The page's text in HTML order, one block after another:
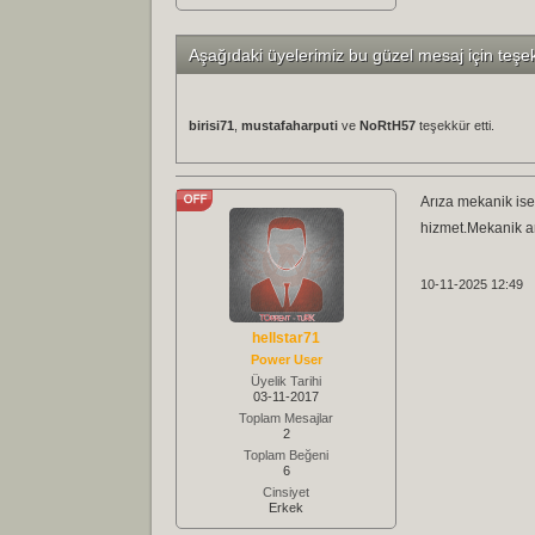
Aşağıdaki üyelerimiz bu güzel mesaj için
birisi71 mustafaharputi ve NoRtH57 teşekkür etti.
hellstar71
Power User
Üyelik Tarihi
03-11-2017
Toplam Mesajlar
2
Toplam Beğeni
6
Cinsiyet
Erkek
Arıza mekanik
hizmet.Mekanik
10-11-2025 12:49